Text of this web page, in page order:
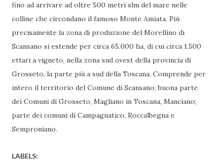
fino ad arrivare ad oltre 500 metri slm del mare nelle
colline che circondano il famoso Monte Amiata. Più
precisamente la zona di produzione del Morellino di
Scansano si estende per circa 65.000 ha, di cui circa 1.500
ettari a vigneto, nella zona sud ovest della provincia di
Grosseto, la parte più a sud della Toscana. Comprende per
intero il territorio del Comune di Scansano; buona parte
dei Comuni di Grosseto, Magliano in Toscana, Manciano;
parte dei comuni di Campagnatico, Roccalbegna e
Semproniano.
LABELS: